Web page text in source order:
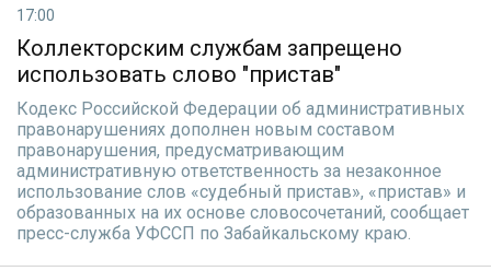
17:00
Коллекторским службам запрещено
использовать слово "пристав"
Кодекс Российской Федерации об административных
правонарушениях дополнен новым составом
правонарушения, предусматривающим
административную ответственность за незаконное
использование слов «судебный пристав», «пристав» и
образованных на их основе словосочетаний, сообщает
пресс-служба УФССП по Забайкальскому краю.